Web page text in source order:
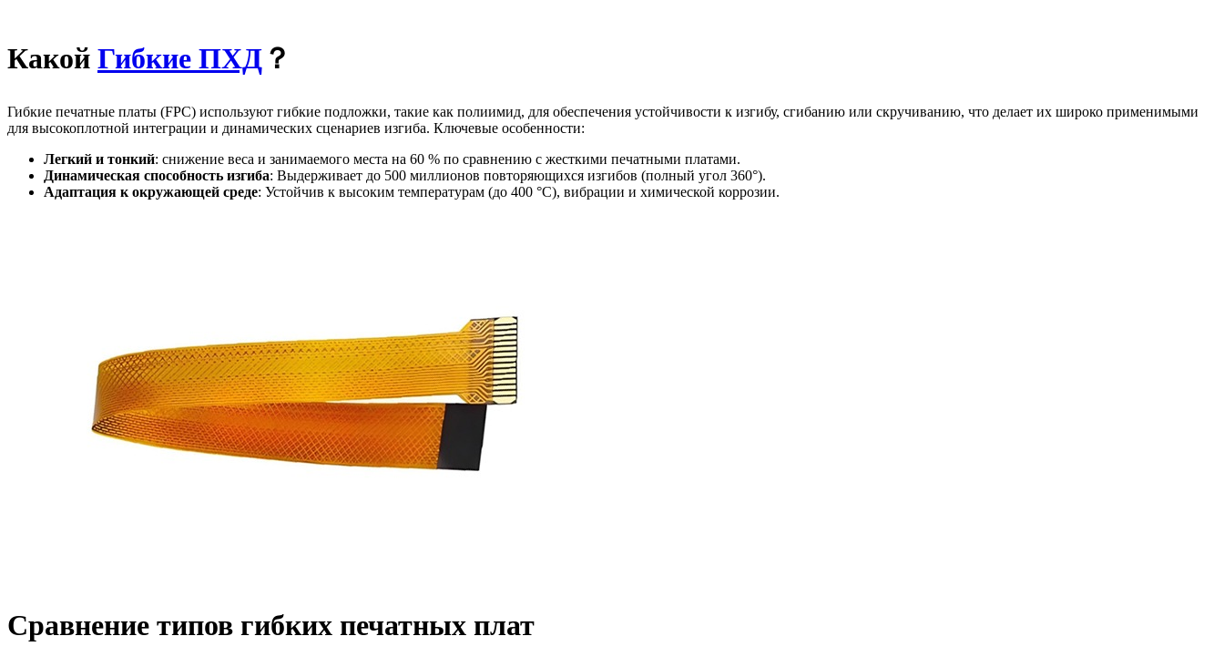
Какой Гибкие ПХД ？
Гибкие печатные платы (FPC) используют гибкие подложки, такие как полиимид, для обеспечения устойчивости к изгибу, сгибанию или скручиванию, что делает их широко применимыми
для высокоплотной интеграции и динамических сценариев изгиба. Ключевые особенности:
Легкий и тонкий: снижение веса и занимаемого места на 60 % по сравнению с жесткими печатными платами.
Динамическая способность изгиба: Выдерживает до 500 миллионов повторяющихся изгибов (полный угол 360°).
Адаптация к окружающей среде: Устойчив к высоким температурам (до 400 °C), вибрации и химической коррозии.
Сравнение типов гибких печатных плат